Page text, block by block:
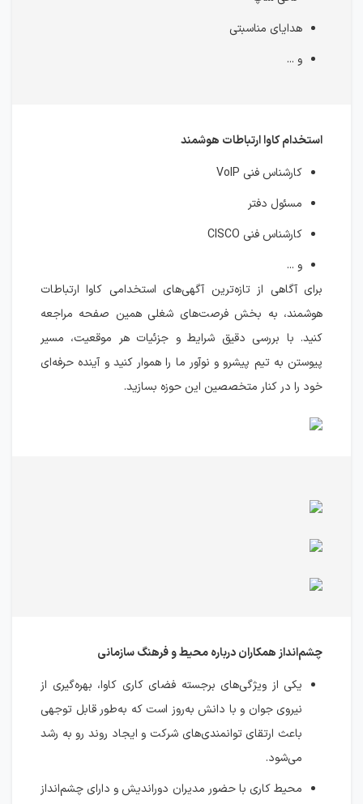
هدایای مناسبتی
و ...
استخدام کاوا ارتباطات هوشمند
کارشناس فنی VoIP
مسئول دفتر
کارشناس فنی CISCO
و ...
برای آگاهی از تازه‌ترین آگهی‌های استخدامی کاوا ارتباطات
هوشمند، به بخش فرصت‌های شغلی همین صفحه مراجعه
کنید. با بررسی دقیق شرایط و جزئیات هر موقعیت، مسیر
پیوستن به تیم پیشرو و نوآور ما را هموار کنید و آینده حرفه‌ای
خود را در کنار متخصصین این حوزه بسازید.
چشم‌انداز همکاران درباره محیط و فرهنگ سازمانی
یکی از ویژگی‌های برجسته فضای کاری کاوا، بهره‌گیری از
نیروی جوان و با دانش به‌روز است که به‌طور قابل توجهی
باعث ارتقای توانمندی‌های شرکت و ایجاد روند رو به رشد
می‌شود.
محیط کاری با حضور مدیران دوراندیش و دارای چشم‌انداز